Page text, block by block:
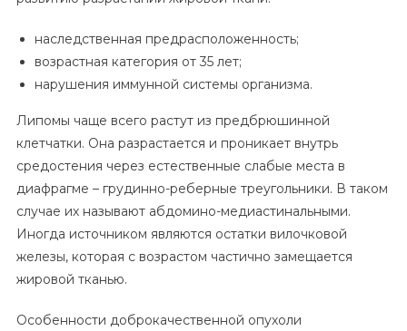
наследственная предрасположенность;
возрастная категория от 35 лет;
нарушения иммунной системы организма.
Липомы чаще всего растут из предбрюшинной
клетчатки. Она разрастается и проникает внутрь
средостения через естественные слабые места в
диафрагме – грудинно-реберные треугольники. В таком
случае их называют абдомино-медиастинальными.
Иногда источником являются остатки вилочковой
железы, которая с возрастом частично замещается
жировой тканью.
Особенности доброкачественной опухоли